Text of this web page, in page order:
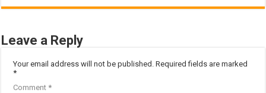
Leave a Reply
Your email address will not be published. Required fields are marked
*
Comment*